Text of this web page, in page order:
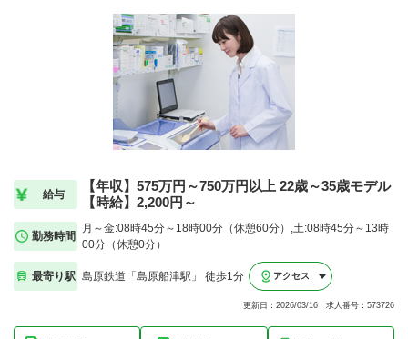
給与
【年収】575万円～750万円以上 22歳～35歳モデル
【時給】2,200円～
勤務時間
月～金:08時45分～18時00分（休憩60分）,土:08時45分～13時
00分（休憩0分）
最寄り駅 島原鉄道「島原船津駅」 徒歩1分 アクセス
更新日：2026/03/16 求人番号：573726